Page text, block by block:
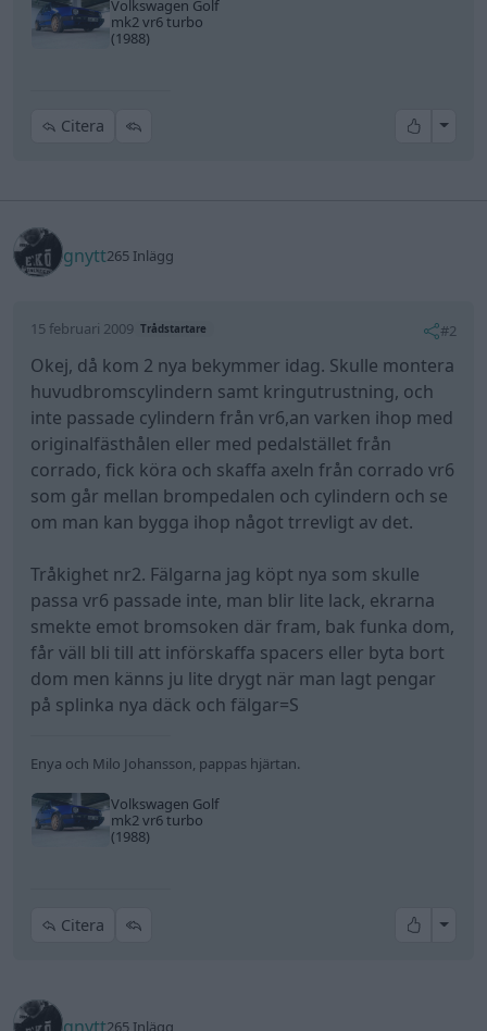
Volkswagen Golf
mk2 vr6 turbo
(1988)
Citera All
gnytt265 Inlägg
15 februari 2009 Trådstartare #2
Okej, då kom 2 nya bekymmer idag. Skulle montera
huvudbromscylindern samt kringutrustning, och
inte passade cylindern från vr6,an varken ihop med
originalfästhålen eller med pedalstället från
corrado, fick köra och skaffa axeln från corrado vr6
som går mellan brompedalen och cylindern och se
om man kan bygga ihop något trrevligt av det.
Tråkighet nr2. Fälgarna jag köpt nya som skulle
passa vr6 passade inte, man blir lite lack, ekrarna
smekte emot bromsoken där fram, bak funka dom,
får väll bli till att införskaffa spacers eller byta bort
dom men känns ju lite drygt när man lagt pengar
på splinka nya däck och fälgar=S
Enya och Milo Johansson, pappas hjärtan.
Volkswagen Golf
mk2 vr6 turbo
(1988)
Citera All
265 Inlägg